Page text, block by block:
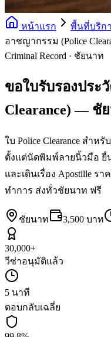
หน้าแรก พื้นที่บริก
อาชญากรรม (Police
Criminal Record · ชัยนาท
ขอใบรับรองประ
Clearance) — ชั
ใบ Police Clearance สำ
ตั้งแต่นัดพิมพ์ลายนิ้วมือ ยื่
และเดินเรื่อง Apostille รา
ทำการ ส่งทั่วชัยนาท ฟรี
ชัยนาท 3,500 บาท
30,000+
วีซ่าอนุมัติแล้ว
5 นาที
ตอบกลับเฉลี่ย